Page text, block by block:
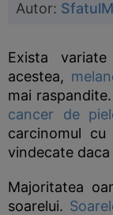
Autor:
Exista
acestea,
mai
cancer de
carcinomul
vindecate
Majoritatea
soarelui.